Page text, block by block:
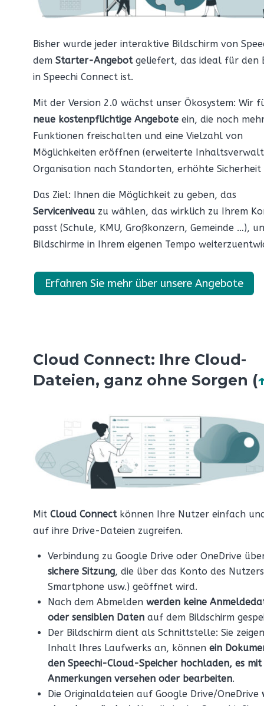
Bisher wurde jeder interaktive Bildschirm von
dem Starter-Angebotgeliefert, das ideal für den
in Speechi Connect ist.
Mit der Version 2.0 wächst unser Ökosystem: Wir
neue kostenpflichtige Angebote ein, die noch
Funktionen freischalten und eine Vielzahl von
Möglichkeiten eröffnen (erweiterte
Organisation nach Standorten, erhöhte Sicherheit
Das Ziel: Ihnen die Möglichkeit zu geben, das
Serviceniveau zu wählen, das wirklich zu Ihrem
passt (Schule, KMU, Großkonzern, Gemeinde …),
Bildschirme in Ihrem eigenen Tempo
Erfahren Sie mehr über unsere Angebote
Cloud Connect: Ihre Cloud-
Dateien, ganz ohne Sorgen (
Mit Cloud Connectkönnen Ihre Nutzer einfach
auf ihre Drive-Dateien zugreifen.
Verbindung zu Google Drive oder OneDrive
sichere Sitzung, die über das Konto des Nutzers
Smartphone usw.) geöffnet wird.
Nach dem Abmelden werden keine
oder sensiblen Daten auf dem Bildschirm
Der Bildschirm dient als Schnittstelle: Sie
Inhalt Ihres Laufwerks an, können ein
den Speechi-Cloud-Speicher hochladen, es mit
Anmerkungen versehen oder bearbeiten.
Die Originaldateien auf Google Drive/OneDrive